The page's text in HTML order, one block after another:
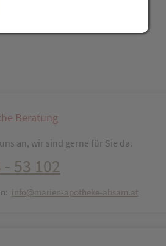
Beratung
an, wir sind gerne für Sie da.
53 102
info@marien-apotheke-absam.at